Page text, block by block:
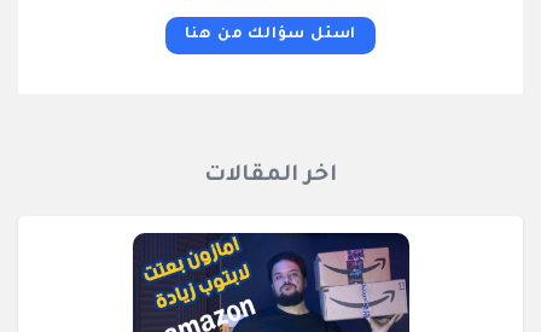
اسئل سؤالك من هنا
اخر المقالات